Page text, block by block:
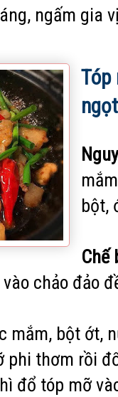
ngấm gia
ngọt
bột,
chảo đảo
mắm, bột ớt,
phi thơm rồi
đổ tóp mỡ